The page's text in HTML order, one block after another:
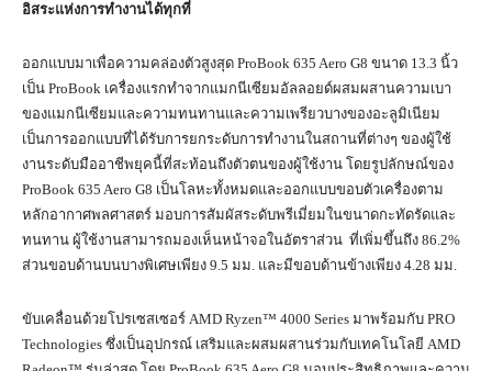
อิสระแห่งการทำงานได้ทุกที่
ออกแบบมาเพื่อความคล่องตัวสูงสุด ProBook 635 Aero G8 ขนาด 13.3 นิ้ว
เป็น ProBook เครื่องแรกทำจากแมกนีเซียมอัลลอยด์ผสมผสานความเบา
ของแมกนีเซียมและความทนทานและความเพรียวบางของอะลูมิเนียม
เป็นการออกแบบที่ได้รับการยกระดับการทำงานในสถานที่ต่างๆ ของผู้ใช้
งานระดับมืออาชีพยุคนี้ที่สะท้อนถึงตัวตนของผู้ใช้งาน โดยรูปลักษณ์ของ
ProBook 635 Aero G8 เป็นโลหะทั้งหมดและออกแบบขอบตัวเครื่องตาม
หลักอากาศพลศาสตร์ มอบการสัมผัสระดับพรีเมี่ยมในขนาดกะทัดรัดและ
ทนทาน ผู้ใช้งานสามารถมองเห็นหน้าจอในอัตราส่วน ที่เพิ่มขึ้นถึง 86.2%
ส่วนขอบด้านบนบางพิเศษเพียง 9.5 มม. และมีขอบด้านข้างเพียง 4.28 มม.
ขับเคลื่อนด้วยโปรเซสเซอร์ AMD Ryzen™ 4000 Series มาพร้อมกับ PRO
Technologies ซึ่งเป็นอุปกรณ์ เสริมและผสมผสานร่วมกับเทคโนโลยี AMD